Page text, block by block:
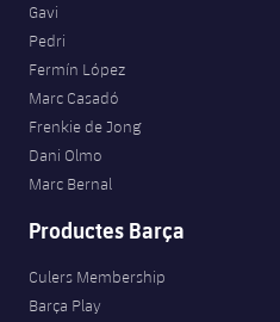
Gavi
Pedri
Fermín López
Marc Casadó
Frenkie de Jong
Dani Olmo
Marc Bernal
Productes Barça
Culers Membership
Barça Play